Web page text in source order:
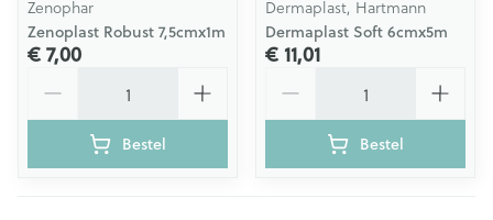
Zenophar
Zenoplast Robust 7,5cmx1m
€ 7,00
Bestel
Dermaplast, Hartmann
Dermaplast Soft 6cmx5m
€ 11,01
Bestel